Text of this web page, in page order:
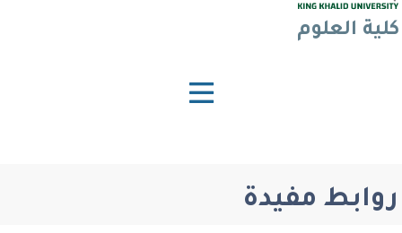
كلية العلوم
روابط مفيدة